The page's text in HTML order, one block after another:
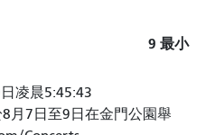
9 最小
凌晨5:45:43
月7日至9日在金門公園舉